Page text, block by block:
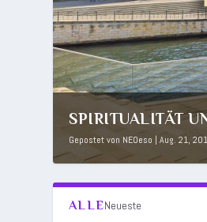
SPIRITUALITÄT
Gepostet von NEOeso |Aug. 21,
ALLENeueste